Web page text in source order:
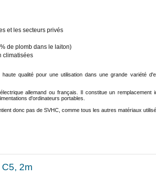
et les secteurs privés
de plomb dans le laiton)
climatisées
qualité pour une utilisation dans une grande variété
allemand ou français. Il constitue un remplacement
d'ordinateurs portables.
donc pas de SVHC, comme tous les autres matériaux
2m